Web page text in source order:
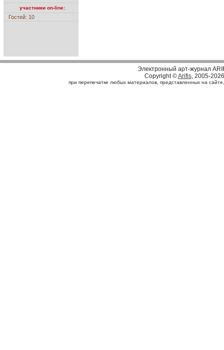
участники on-line:
Гостей: 10
Электронный арт-журнал
Copyright ©Arifis, 2005-2026
при перепечатке любых материалов, представленных на